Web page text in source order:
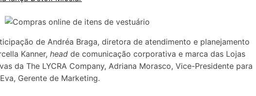
de Andréa Braga, diretora de atendimento e planejamento
Kanner, head de comunicação corporativa e marca das Lojas
da The LYCRA Company, Adriana Morasco, Vice-Presidente para
Gerente de Marketing.